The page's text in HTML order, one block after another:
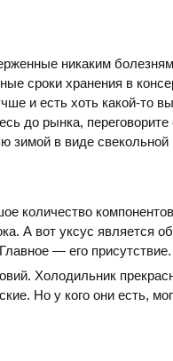
никаким
сроки хранения в
и есть хоть какой-то
до рынка, переговорите
зимой в виде свекольной
количество
А вот уксус является
— его присутствие.
Холодильник
Но у кого они есть,